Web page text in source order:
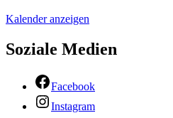
Kalender anzeigen
Soziale Medien
Facebook
Instagram